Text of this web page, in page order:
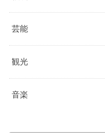
芸能
観光
音楽